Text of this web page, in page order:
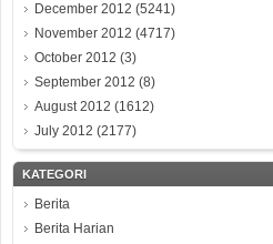
December 2012 (5241)
November 2012 (4717)
October 2012 (3)
September 2012 (8)
August 2012 (1612)
July 2012 (2177)
KATEGORI
Berita
Berita Harian